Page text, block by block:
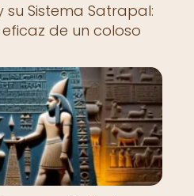
su Sistema Satrapal:
de un coloso